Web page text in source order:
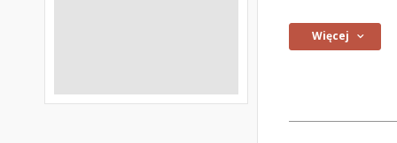
Więcej